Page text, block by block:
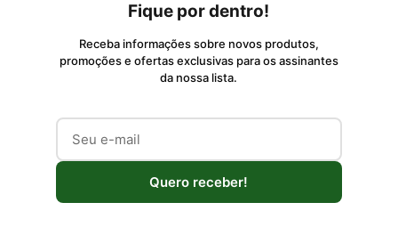
Fique por dentro!
Receba informações sobre novos produtos,
promoções e ofertas exclusivas para os assinantes
da nossa lista.
Quero receber!